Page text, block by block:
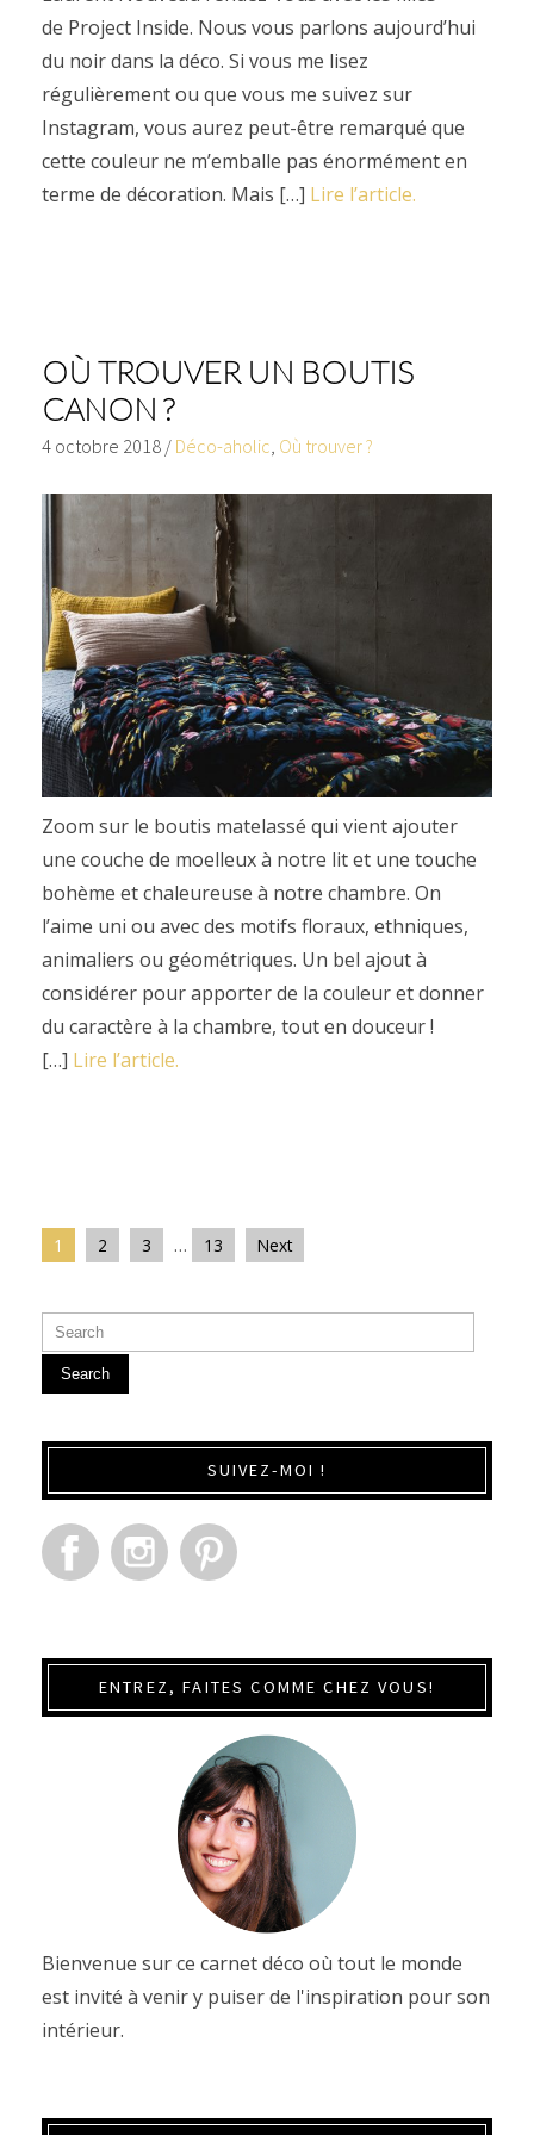
de Project Inside. Nous vous parlons aujourd’hui
du noir dans la déco. Si vous me lisez
régulièrement ou que vous me suivez sur
Instagram, vous aurez peut-être remarqué que
cette couleur ne m’emballe pas énormément en
terme de décoration. Mais […] Lire l’article.
OÙ TROUVER UN BOUTIS
CANON ?
4 octobre 2018/ Déco-aholic, Où trouver ?
Zoom sur le boutis matelassé qui vient ajouter
une couche de moelleux à notre lit et une touche
bohème et chaleureuse à notre chambre. On
l’aime uni ou avec des motifs floraux, ethniques,
animaliers ou géométriques. Un bel ajout à
considérer pour apporter de la couleur et donner
du caractère à la chambre, tout en douceur !
[…] Lire l’article.
1 2 3 … 13 Next
Search
SUIVEZ-MOI !
ENTREZ, FAITES COMME CHEZ VOUS!
Bienvenue sur ce carnet déco où tout le monde
est invité à venir y puiser de l'inspiration pour son
intérieur.